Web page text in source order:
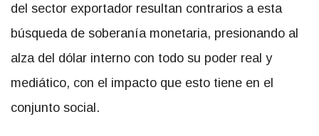
del sector exportador resultan contrarios a esta
búsqueda de soberanía monetaria, presionando al
alza del dólar interno con todo su poder real y
mediático, con el impacto que esto tiene en el
conjunto social.